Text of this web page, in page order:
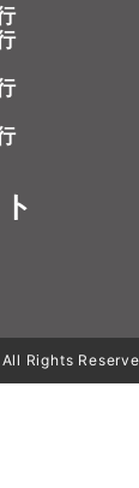
Rights